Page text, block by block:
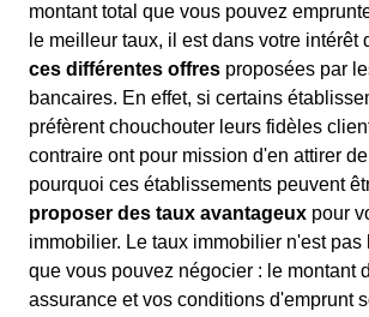
montant total que vous pouvez
le meilleur taux, il est dans votre intérêt
ces différentes offres proposées par
bancaires. En effet, si certains
préfèrent chouchouter leurs fidèles
contraire ont pour mission d'en attirer
pourquoi ces établissements peuvent
proposer des taux avantageux pour
immobilier. Le taux immobilier n'est pas
que vous pouvez négocier : le montant
assurance et vos conditions d'emprunt